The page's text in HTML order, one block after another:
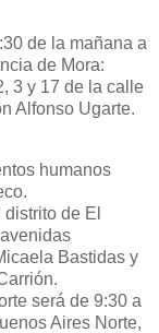
de la mañana a
de Mora:
3 y 17 de la calle
Alfonso Ugarte.
humanos
de El
Bastidas y
será de 9:30 a
Aires Norte,